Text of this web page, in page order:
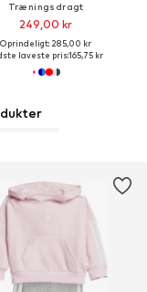
Træningsdragt
249,00 kr
Oprindeligt: 285,00 kr
laveste pris:165,75 kr